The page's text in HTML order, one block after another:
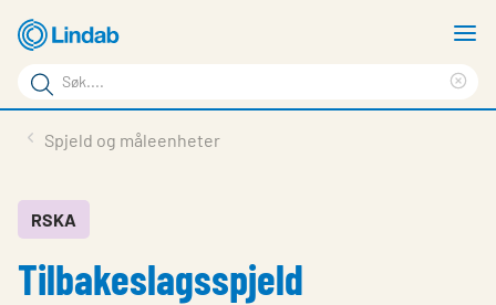
hovedinnhold
Søkeord
Søk
på
Last ned
Om Lindab
Spjeld og måleenheter
RSKA
Tilbakeslagsspjeld